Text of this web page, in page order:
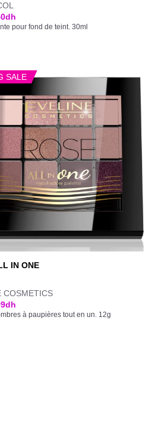
dh
pour fond de teint. 30ml
SALE
IN ONE
COSMETICS
dh
à paupières tout en un. 12g